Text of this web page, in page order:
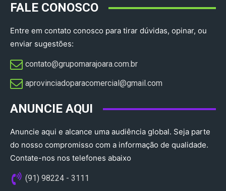
FALE CONOSCO
Entre em contato conosco para tirar dúvidas, opinar, ou
enviar sugestões:
contato@grupomarajoara.com.br
aprovinciadoparacomercial@gmail.com​
ANUNCIE AQUI
Anuncie aqui e alcance uma audiência global. Seja parte
do nosso compromisso com a informação de qualidade.
Contate-nos nos telefones abaixo
(91) 98224 - 3111